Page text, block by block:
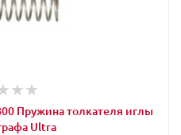
Пружина толкателя иглы
Ultra